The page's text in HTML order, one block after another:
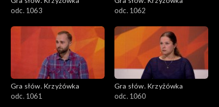
odc. 1063
odc. 1062
Gra słów. Krzyżówka
odc. 1061
Gra słów. Krzyżówka
odc. 1060